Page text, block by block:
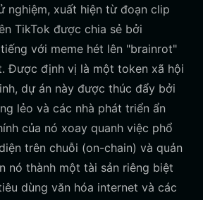
nghiệm, xuất hiện từ đoạn clip
TikTok được chia sẻ bởi
với meme hét lên "brainrot"
Được định vị là một token xã hội
dự án này được thúc đẩy bởi
lẻo và các nhà phát triển ẩn
của nó xoay quanh việc phổ
trên chuỗi (on-chain) và quản
nó thành một tài sản riêng biệt
dùng văn hóa internet và các